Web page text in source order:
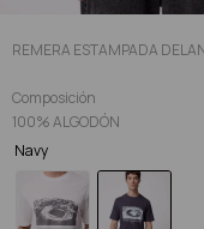
REMERA ESTAMPADA
Composición
100% ALGODÓN
Navy